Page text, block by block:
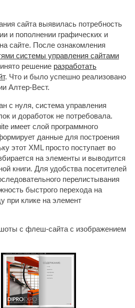
сайта выявилась потребность
и пополнении графических и
сайте. После ознакомления
системы управления сайтами
решение разработать
. Что и было успешно реализовано
Алтер-Вест.
с нуля, система управления
и доработок не потребовала.
имеет слой программного
данные для построения
этот XML просто поступает во
на элементы и выводится
книги. Для удобства посетителей
перелистывания
быстрого перехода на
при клике на элемент
с флеш-сайта с изображением